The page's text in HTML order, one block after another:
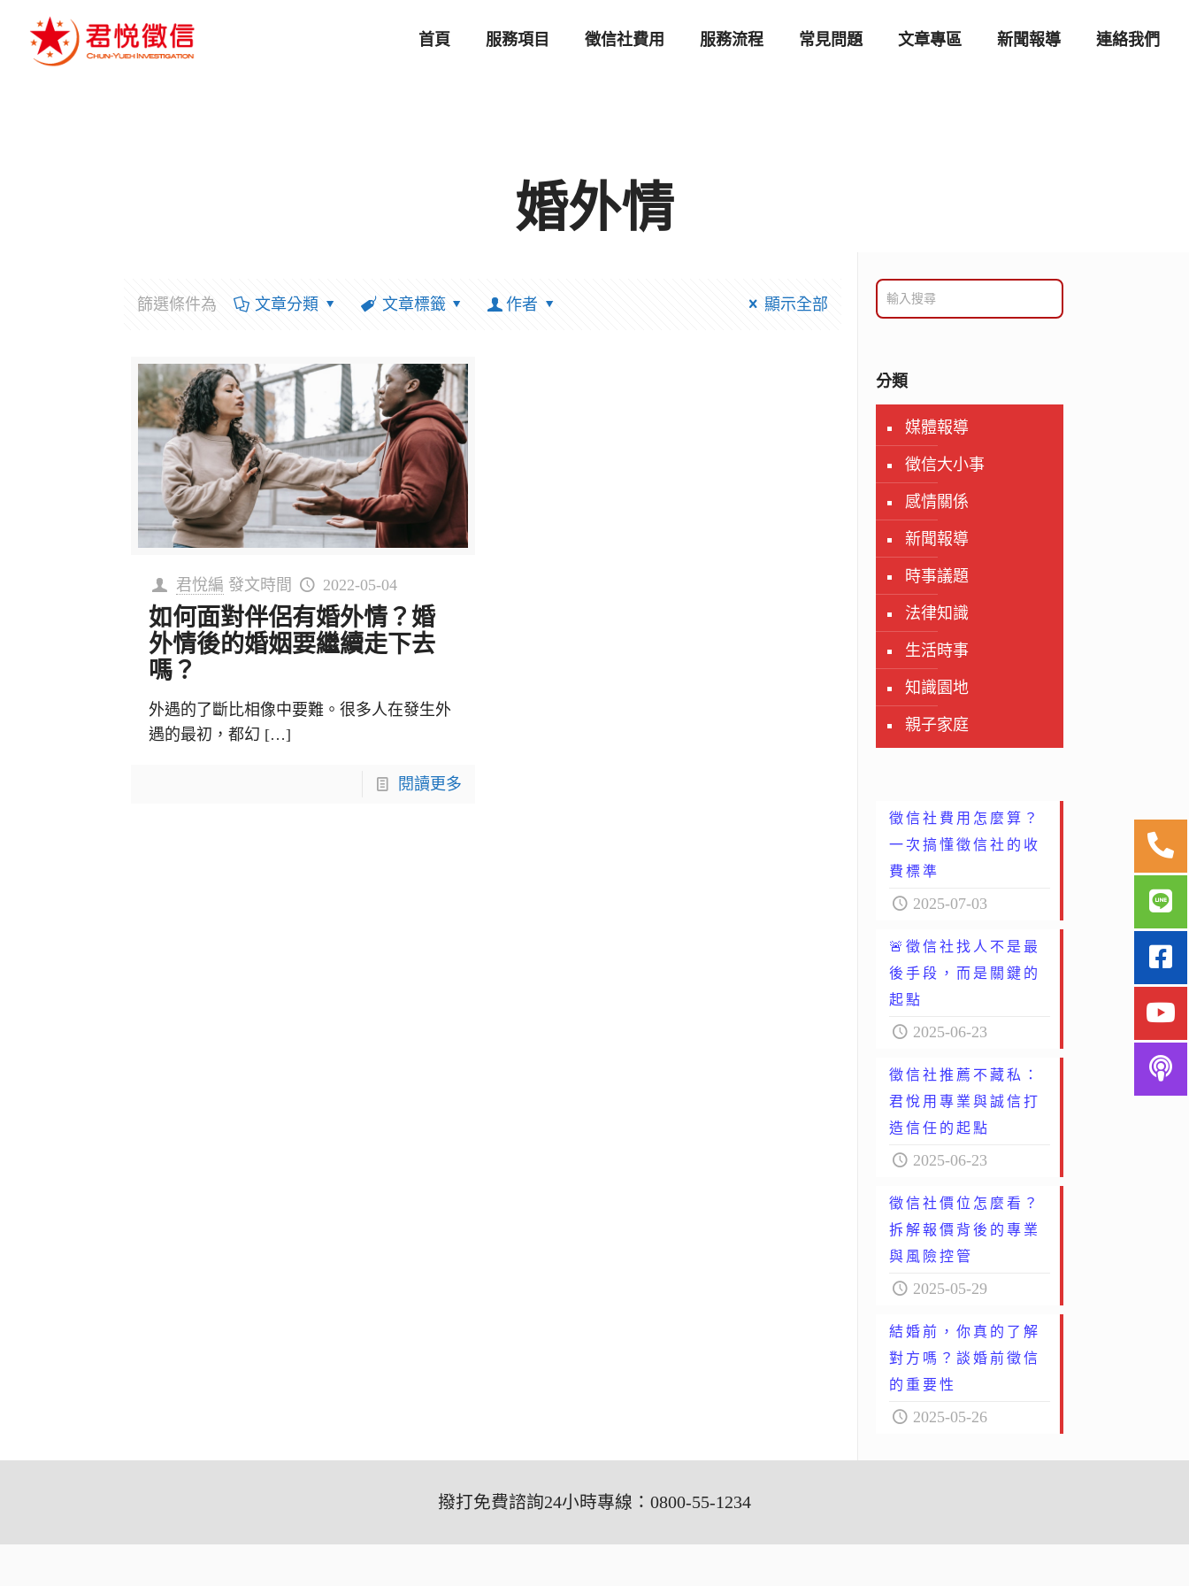
首頁 服務項目 徵信社費用 服務流程 常見問題 文章專區 新聞報導 連絡我們
婚外情
篩選條件為 文章分類 文章標籤 作者 顯示全部
君悅編 發文時間 2022-05-04
如何面對伴侶有婚外情？婚
外情後的婚姻要繼續走下去
嗎？
外遇的了斷比相像中要難。很多人在發生外
遇的最初，都幻 […]
閱讀更多
分類
媒體報導
徵信大小事
感情關係
新聞報導
時事議題
法律知識
生活時事
知識園地
親子家庭
徵信社費用怎麼算？
一次搞懂徵信社的收
費標準
2025-07-03
🚨徵信社找人不是最
後手段，而是關鍵的
起點
2025-06-23
徵信社推薦不藏私：
君悅用專業與誠信打
造信任的起點
2025-06-23
徵信社價位怎麼看？
拆解報價背後的專業
與風險控管
2025-05-29
結婚前，你真的了解
對方嗎？談婚前徵信
的重要性
2025-05-26
撥打免費諮詢24小時專線：0800-55-1234